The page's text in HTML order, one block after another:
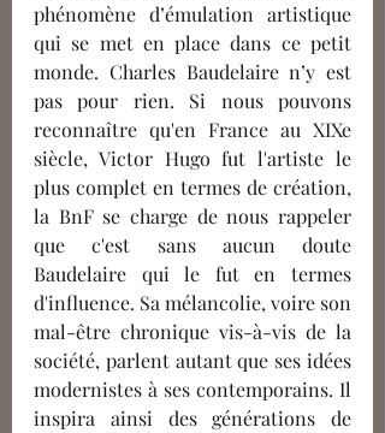
phénomène d’émulation artistique
qui se met en place dans ce petit
monde. Charles Baudelaire n’y est
pas pour rien. Si nous pouvons
siècle, Victor Hugo fut l'artiste le
plus complet en termes de création,
la BnF se charge de nous rappeler
que c'est sans aucun doute
Baudelaire qui le fut en termes
d'influence. Sa mélancolie, voire son
mal-être chronique vis-à-vis de la
société, parlent autant que ses idées
modernistes à ses contemporains. Il
inspira ainsi des générations de